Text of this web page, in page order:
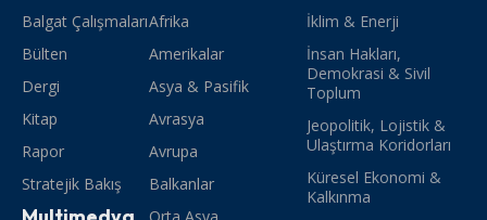
Balgat Çalışmaları
Bülten
Dergi
Kitap
Rapor
Stratejik Bakış
Afrika
Amerikalar
Asya & Pasifik
Avrasya
Avrupa
Balkanlar
Orta Asya
İklim & Enerji
İnsan Hakları,
Demokrasi & Sivil
Toplum
Jeopolitik, Lojistik &
Ulaştırma Koridorları
Küresel Ekonomi &
Kalkınma